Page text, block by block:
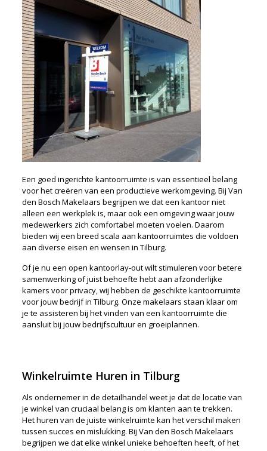
Een goed ingerichte kantoorruimte is van essentieel belang
voor het creëren van een productieve werkomgeving. Bij Van
den Bosch Makelaars begrijpen we dat een kantoor niet
alleen een werkplek is, maar ook een omgeving waar jouw
medewerkers zich comfortabel moeten voelen. Daarom
bieden wij een breed scala aan kantoorruimtes die voldoen
aan diverse eisen en wensen in Tilburg.
Of je nu een open kantoorlay-out wilt stimuleren voor betere
samenwerking of juist behoefte hebt aan afzonderlijke
kamers voor privacy, wij hebben de geschikte kantoorruimte
voor jouw bedrijf in Tilburg. Onze makelaars staan klaar om
je te assisteren bij het vinden van een kantoorruimte die
aansluit bij jouw bedrijfscultuur en groeiplannen.
Winkelruimte Huren in Tilburg
Als ondernemer in de detailhandel weet je dat de locatie van
je winkel van cruciaal belang is om klanten aan te trekken.
Het huren van de juiste winkelruimte kan het verschil maken
tussen succes en mislukking. Bij Van den Bosch Makelaars
begrijpen we dat elke winkel unieke behoeften heeft, of het